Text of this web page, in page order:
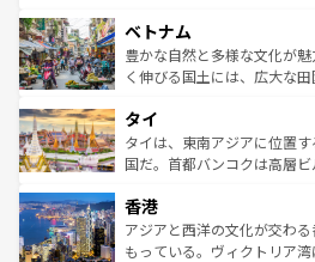
参照してほしい。
容にもいいと評判のスイーツ
が味わえる。 なお、新
照してほしい。
き、地方に足を延ばせば四季
できる。そして、キムチや
まで、さまざまな韓国料理
リティに包まれながら、韓国
わってみてほ
覧を参照してほしい。
ベトナム
豊かな自然と多様な文化が
く伸びる国土には、広大な
急速な発展と共に伝統が息づ
ーチミン市のフランス統治
醸し出している。また、バ
とつ。フォーやバインミー、
ひ現地で味わいたい。どの
が旅行者を迎えてくれるの
タイ
タイは、東南アジアに位置
国だ。首都バンコクは高層
の活気が交差している。北部
帯で自然と触れ合い、南部
いビーチでリゾート気分を
香港
アジアと西洋の文化が交わ
もっている。ヴィクトリア